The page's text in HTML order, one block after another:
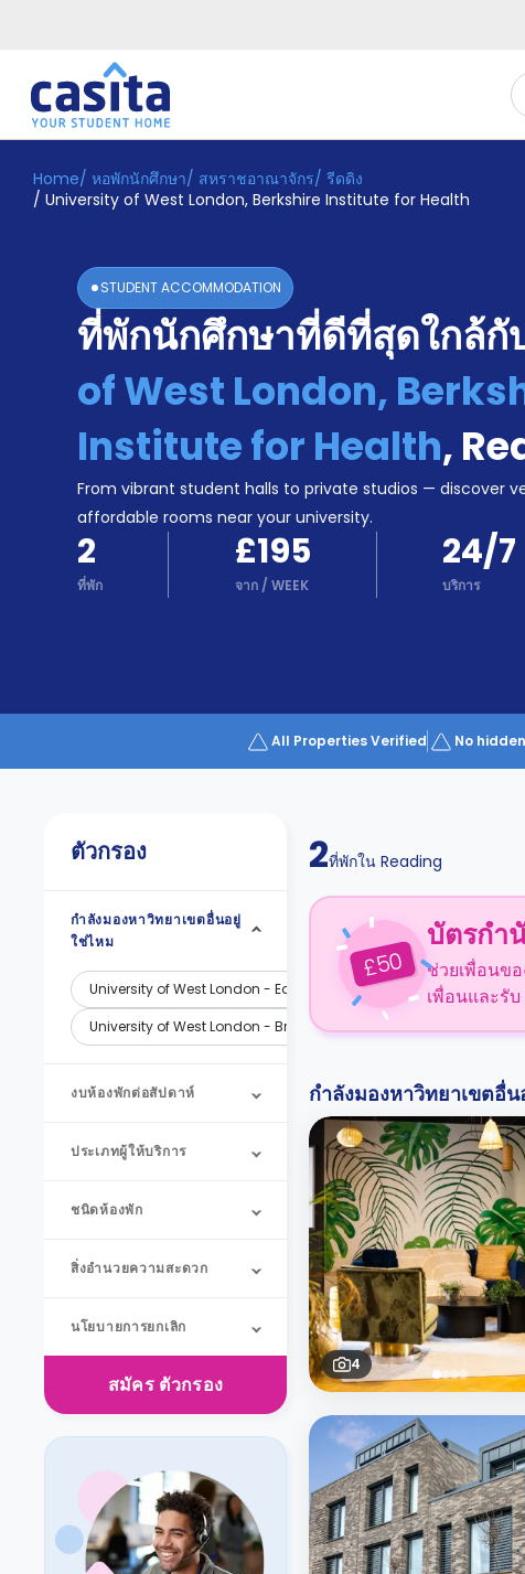
Home TH GBP
Booking
Accommodation
Partner
Support
support
Contact
Home/ หอพักนักศึกษา/ สหราชอาณาจักร/ รีดดิง
/ University of West London, Berkshire Institute for Health
STUDENT ACCOMMODATION
ที่พักนักศึกษาที่ดีที่สุดใกล้กั
of West London,
Institute for Health,
From vibrant student halls to private studios — discover
affordable rooms near your university.
2
ที่พัก
£195
จาก/ WEEK
24/7
บริการ
All Properties Verified No
ตัวกรอง
กำลังมองหาวิทยาเขตอื่นอยู่
ใช่ไหม
University of West London - Ealing Campus
University of West London - Brentford Campus
งบห้องพักต่อสัปดาห์
ประเภทผู้ให้บริการ
ชนิดห้องพัก
สิ่งอำนวยความสะดวก
นโยบายการยกเลิก
สมัคร ตัวกรอง
2ที่พักใน Reading
£50
บัตรกำ
ช่วยเพื่อนข
เพื่อนและรั
กำลังมองหาวิทยาเขตอื่
4